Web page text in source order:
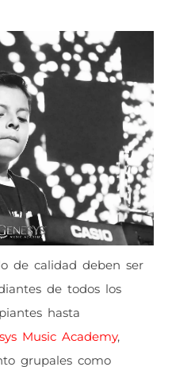
de calidad deben ser
de todos los
hasta
Music Academy,
grupales como